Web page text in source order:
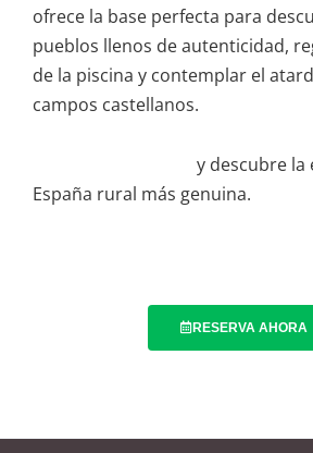
ofrece la base perfecta para
pueblos llenos de autenticidad,
de la piscina y contemplar el
campos castellanos.
y descubre la
España rural más genuina.
RESERVA AHORA